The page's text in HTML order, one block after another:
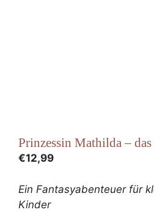
Prinzessin Mathilda –
€12,99
Ein Fantasyabenteuer für
Kinder